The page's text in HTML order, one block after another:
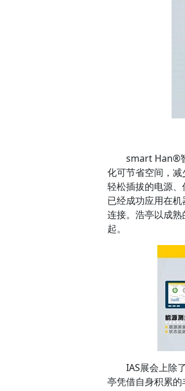
smart Han®
化可节省空间，
轻松插拔的电源
已经成功应用在
连接。浩亭以成
起。
IAS展会上除
亭凭借自身积累